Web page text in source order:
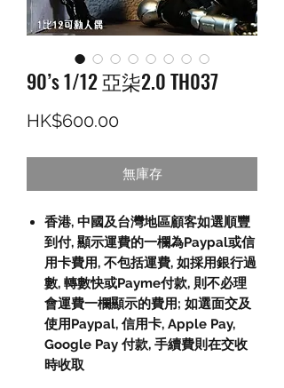
90’s 1/12 亞柒2.0 TH037
HK$600.00價格
無庫存
香港, 中國及台灣地區顧客如選順豐
到付, 顯示運費的一欄為Paypal或信
用卡費用, 不包括運費, 如採用銀行過
數, 轉數快或Payme付款, 則不必理
會運費一欄顯示的費用; 如選面交及
使用Paypal, 信用卡, Apple Pay,
Google Pay 付款, 手續費則在交收
時收取